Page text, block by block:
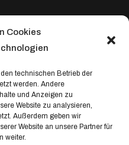
Cookies
technischen Betrieb der
werden. Andere
und Anzeigen zu
Website zu analysieren,
Außerdem geben wir
Website an unsere Partner für
weiter.